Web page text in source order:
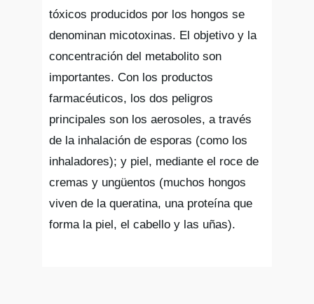
tóxicos producidos por los hongos se
denominan micotoxinas. El objetivo y la
concentración del metabolito son
importantes. Con los productos
farmacéuticos, los dos peligros
principales son los aerosoles, a través
de la inhalación de esporas (como los
inhaladores); y piel, mediante el roce de
cremas y ungüentos (muchos hongos
viven de la queratina, una proteína que
forma la piel, el cabello y las uñas).